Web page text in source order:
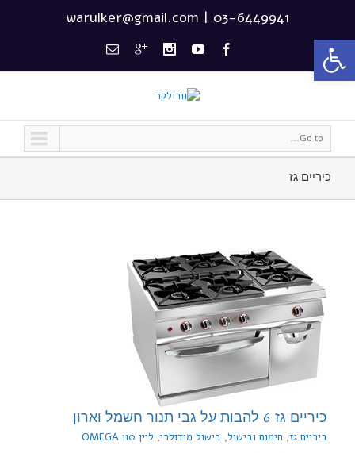
פתח סרגל נגישות
03-6449941
|
warulker@gmail.com
Go to...
כיריים גז
כיריים גז 6 להבות על גבי תנור חשמל וארון
כיריים גז, חימום ובישול, בישול מודולרי, ליין 110 OMEGA